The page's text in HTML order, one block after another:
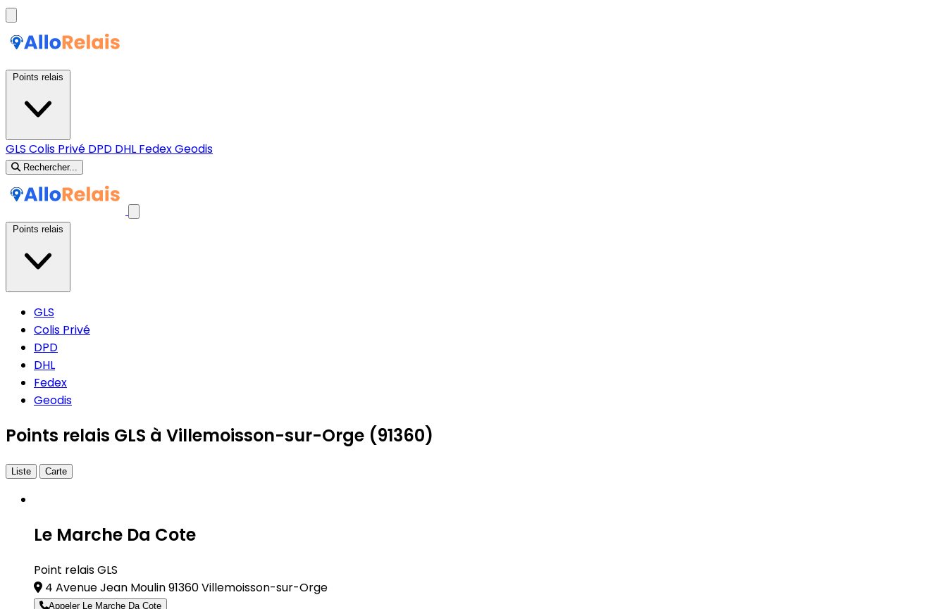
GLS Colis Privé DPD DHL FedexGeodis
Rechercher...
GLS
Colis Privé
DPD
DHL
Fedex
Geodis
Points relais GLS à Villemoisson-sur-Orge (91360)
Liste Carte
Le Marche Da Cote
Point relais GLS
4 Avenue Jean Moulin 91360 Villemoisson-sur-Orge
Appeler Le Marche Da Cote